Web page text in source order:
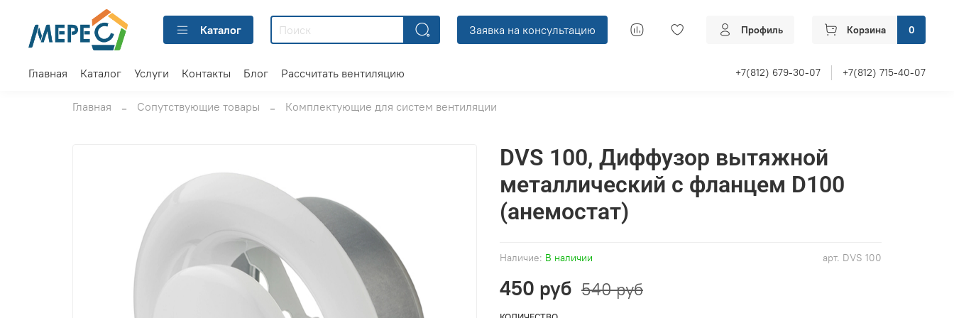
Каталог Заявка на консультацию Профиль Корзина 0
Главная Каталог Услуги Контакты Блог Рассчитать вентиляцию +7(812) 679-30-07 +7(812) 715-40-07
Главная Сопутствующие товары Комплектующие для систем вентиляции
арт. DVS 100
Наличие: В наличии
DVS 100, Диффузор вытяжной
металлический с фланцем D100
(анемостат)
450 руб 540 руб